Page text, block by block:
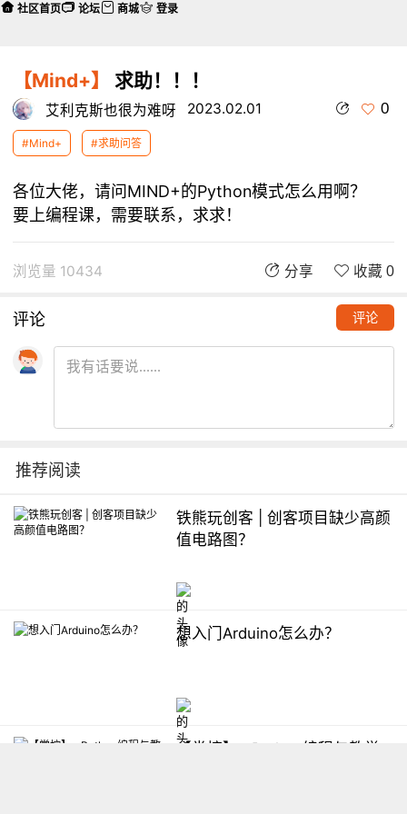
【Mind+】 求助！！！
艾利克斯也很为难呀 2023.02.01 0
#Mind+ #求助问答
各位大佬，请问MIND+的Python模式怎么用啊？
要上编程课，需要联系，求求！
浏览量 10434 分享 收藏 0
评论 评论
推荐阅读
铁熊玩创客 | 创客项目缺少高颜
值电路图？
想入门Arduino怎么办？
【掌控】mPython编程与教学
社区首页 论坛 商城 登录